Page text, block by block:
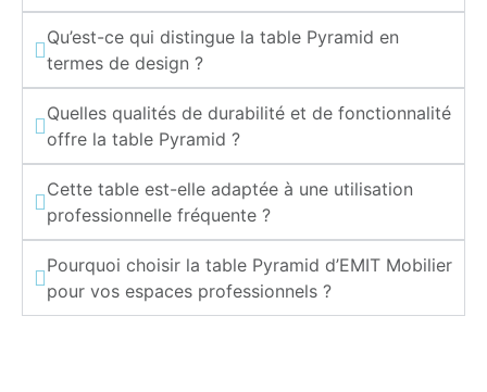
Qu’est-ce qui distingue la table Pyramid en
termes de design ?
Quelles qualités de durabilité et de fonctionnalité
offre la table Pyramid ?
Cette table est-elle adaptée à une utilisation
professionnelle fréquente ?
Pourquoi choisir la table Pyramid d’EMIT Mobilier
pour vos espaces professionnels ?